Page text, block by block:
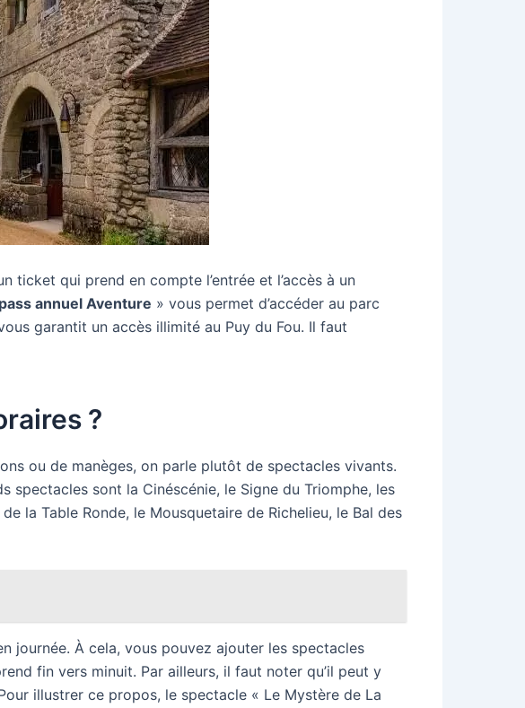
ticket qui prend en compte l’entrée et l’accès à un
pass annuel Aventure » vous permet d’accéder au parc
garantit un accès illimité au Puy du Fou. Il faut
?
ou de manèges, on parle plutôt de spectacles vivants.
spectacles sont la Cinéscénie, le Signe du Triomphe, les
la Table Ronde, le Mousquetaire de Richelieu, le Bal des
journée. À cela, vous pouvez ajouter les spectacles
fin vers minuit. Par ailleurs, il faut noter qu’il peut y
illustrer ce propos, le spectacle « Le Mystère de La